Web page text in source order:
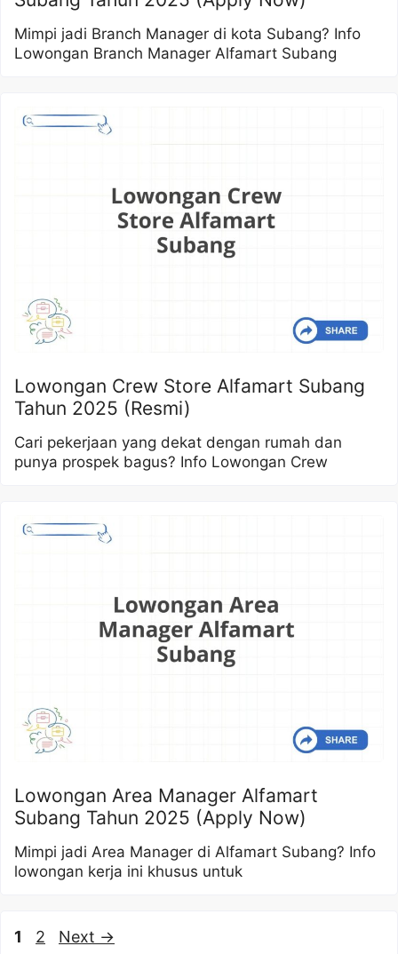
Mimpi jadi Branch Manager di kota Subang? Info
Lowongan Branch Manager Alfamart Subang
Lowongan Crew Store Alfamart Subang
Tahun 2025 (Resmi)
Cari pekerjaan yang dekat dengan rumah dan
punya prospek bagus? Info Lowongan Crew
Lowongan Area Manager Alfamart
Subang Tahun 2025 (Apply Now)
Mimpi jadi Area Manager di Alfamart Subang? Info
lowongan kerja ini khusus untuk
Page
1 Page
2 Next →